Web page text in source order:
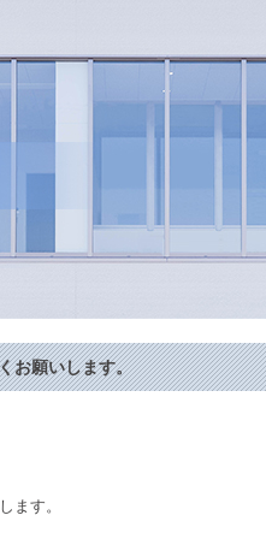
お願いします。
ます。